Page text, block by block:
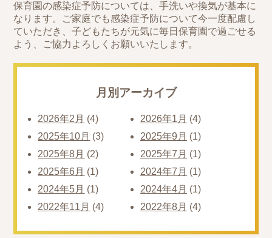
保育園の感染症予防については、手洗いや換気が基本に
なります。ご家庭でも感染症予防について今一度配慮し
ていただき、子どもたちが元気に毎日保育園で過ごせる
よう、ご協力よろしくお願いいたします。
月別アーカイブ
2026年2月 (4) 2026年1月 (4)
2025年10月 (3) 2025年9月 (1)
2025年8月 (2) 2025年7月 (1)
2025年6月 (1) 2024年7月 (1)
2024年5月 (1) 2024年4月 (1)
2022年11月 (4) 2022年8月 (4)